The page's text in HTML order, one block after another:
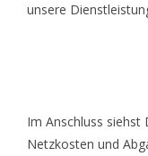
unsere
Im Anschluss siehst
Netzkosten und